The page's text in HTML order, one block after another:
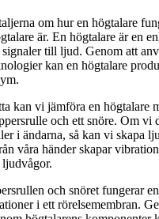
om hur en högtalare
är. En högtalare är en
till ljud. Genom att
kan en högtalare
kan vi jämföra en högtalare
och ett snöre. Om vi
i ändarna, så kan vi skapa
våra händer skapar
och snöret fungerar
i ett rörelsemembran.